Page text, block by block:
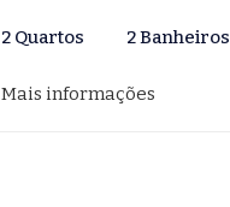
2 Quartos 2 Banheiros
Mais informações